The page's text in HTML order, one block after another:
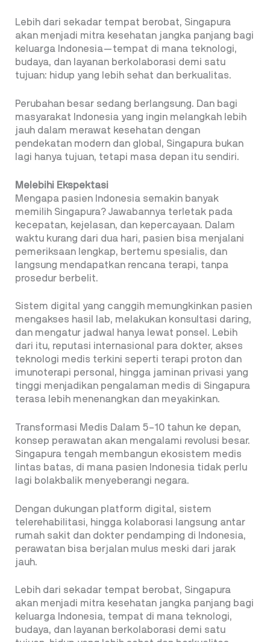
Lebih dari sekadar tempat berobat, Singapura
akan menjadi mitra kesehatan jangka panjang bagi
keluarga Indonesia—tempat di mana teknologi,
budaya, dan layanan berkolaborasi demi satu
tujuan: hidup yang lebih sehat dan berkualitas.
Perubahan besar sedang berlangsung. Dan bagi
masyarakat Indonesia yang ingin melangkah lebih
jauh dalam merawat kesehatan dengan
pendekatan modern dan global, Singapura bukan
lagi hanya tujuan, tetapi masa depan itu sendiri.
Melebihi Ekspektasi
Mengapa pasien Indonesia semakin banyak
memilih Singapura? Jawabannya terletak pada
kecepatan, kejelasan, dan kepercayaan. Dalam
waktu kurang dari dua hari, pasien bisa menjalani
pemeriksaan lengkap, bertemu spesialis, dan
langsung mendapatkan rencana terapi, tanpa
prosedur berbelit.
Sistem digital yang canggih memungkinkan pasien
mengakses hasil lab, melakukan konsultasi daring,
dan mengatur jadwal hanya lewat ponsel. Lebih
dari itu, reputasi internasional para dokter, akses
teknologi medis terkini seperti terapi proton dan
imunoterapi personal, hingga jaminan privasi yang
tinggi menjadikan pengalaman medis di Singapura
terasa lebih menenangkan dan meyakinkan.
Transformasi Medis Dalam 5–10 tahun ke depan,
konsep perawatan akan mengalami revolusi besar.
Singapura tengah membangun ekosistem medis
lintas batas, di mana pasien Indonesia tidak perlu
lagi bolakbalik menyeberangi negara.
Dengan dukungan platform digital, sistem
telerehabilitasi, hingga kolaborasi langsung antar
rumah sakit dan dokter pendamping di Indonesia,
perawatan bisa berjalan mulus meski dari jarak
jauh.
Lebih dari sekadar tempat berobat, Singapura
akan menjadi mitra kesehatan jangka panjang bagi
keluarga Indonesia, tempat di mana teknologi,
budaya, dan layanan berkolaborasi demi satu